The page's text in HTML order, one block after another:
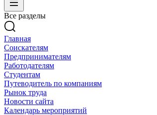
Все разделы
Главная
Соискателям
Предпринимателям
Работодателям
Студентам
Путеводитель по компаниям
Рынок труда
Новости сайта
Календарь мероприятий